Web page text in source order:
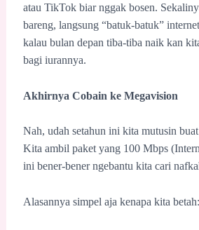
atau TikTok biar nggak bosen.
bareng, langsung “batuk-batuk”
kalau bulan depan tiba-tiba naik kan
bagi iurannya.
Akhirnya Cobain ke Megavision
Nah, udah setahun ini kita mutusin
Kita ambil paket yang 100 Mbps
ini bener-bener ngebantu kita cari
Alasannya simpel aja kenapa kita betah: